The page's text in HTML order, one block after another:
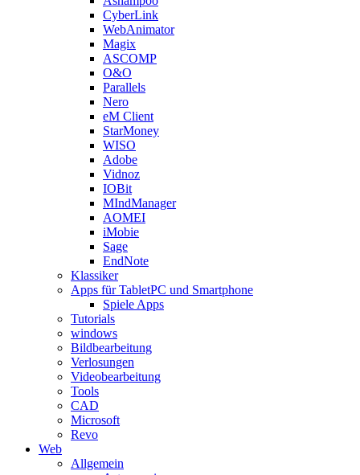
CyberLink
WebAnimator
Magix
ASCOMP
O&O
Parallels
Nero
eM Client
StarMoney
WISO
Adobe
Vidnoz
IOBit
MIndManager
AOMEI
iMobie
Sage
EndNote
Klassiker
Apps für TabletPC und Smartphone
Spiele Apps
Tutorials
windows
Bildbearbeitung
Verlosungen
Videobearbeitung
Tools
CAD
Microsoft
Revo
Web
Allgemein